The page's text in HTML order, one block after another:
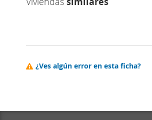
¿Ves algún error en esta ficha?